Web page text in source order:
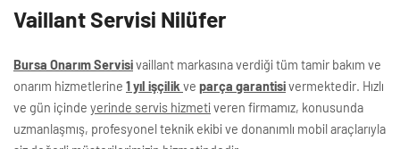
Vai̇llant Servi̇si̇ Ni̇lüfer
Bursa Onarım Servisivaillant markasına verdiği tüm tamir bakım ve
onarım hizmetlerine 1 yıl işçilik ve parça garantisivermektedir. Hızlı
ve gün içinde yerinde servis hizmetiveren firmamız, konusunda
uzmanlaşmış, profesyonel teknik ekibi ve donanımlı mobil araçlarıyla